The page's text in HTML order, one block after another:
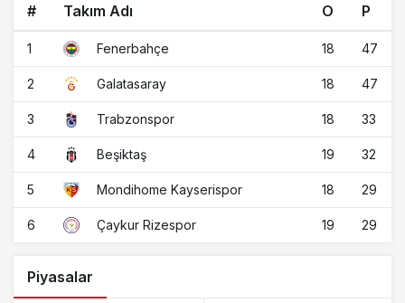
# Takım Adı O P
1 Fenerbahçe 18 47
2 Galatasaray 18 47
3 Trabzonspor 18 33
4 Beşiktaş 19 32
5 Mondihome Kayserispor 18 29
6 Çaykur Rizespor 19 29
Piyasalar